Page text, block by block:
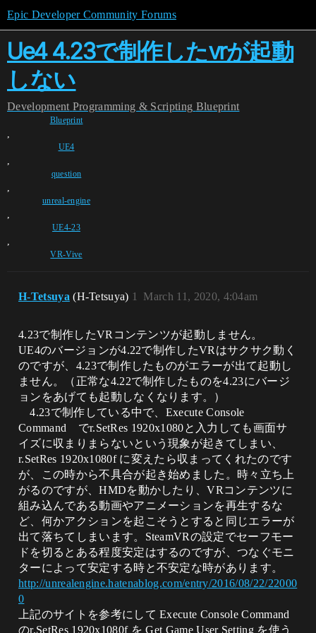
Epic Developer Community Forums
Ue4 4.23で制作したvrが起動
しない
Development Programming & Scripting Blueprint
Blueprint
,
UE4
,
question
,
unreal-engine
,
UE4-23
,
VR-Vive
H-Tetsuya (H-Tetsuya) March 11, 2020, 4:04am
1
4.23で制作したVRコンテンツが起動しません。
UE4のバージョンが4.22で制作したVRはサクサク動く
のですが、4.23で制作したものがエラーが出て起動し
ません。（正常な4.22で制作したものを4.23にバージ
ョンをあげても起動しなくなります。）
4.23で制作している中で、Execute Console
Command でr.SetRes 1920x1080と入力しても画面サ
イズに収まりまらないという現象が起きてしまい、
r.SetRes 1920x1080f に変えたら収まってくれたのです
が、この時から不具合が起き始めました。時々立ち上
がるのですが、HMDを動かしたり、VRコンテンツに
組み込んである動画やアニメーションを再生するな
ど、何かアクションを起こそうとすると同じエラーが
出て落ちてしまいます。SteamVRの設定でセーフモー
ドを切るとある程度安定はするのですが、つなぐモニ
ターによって安定する時と不安定な時があります。
http://unrealengine.hatenablog.com/entry/2016/08/22/22000
0
上記のサイトを参考にして Execute Console Command
のr.SetRes 1920x1080f を Get Game User Setting を使う